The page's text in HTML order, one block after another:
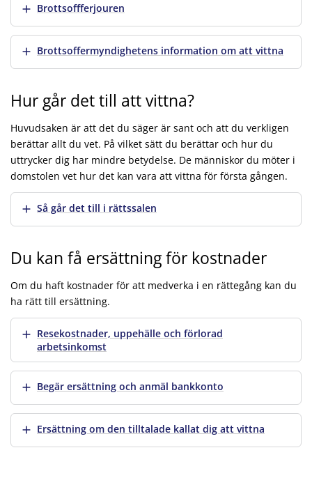
Visa merBrottsoffferjouren
Visa merBrottsoffermyndighetens information om att vittna
Hur går det till att vittna?
Huvudsaken är att det du säger är sant och att du verkligen
berättar allt du vet. På vilket sätt du berättar och hur du
uttrycker dig har mindre betydelse. De människor du möter i
domstolen vet hur det kan vara att vittna för första gången.
Visa merSå går det till i rättssalen
Du kan få ersättning för kostnader
Om du haft kostnader för att medverka i en rättegång kan du
ha rätt till ersättning.
Visa merResekostnader, uppehälle och förlorad
arbetsinkomst
Visa merBegär ersättning och anmäl bankkonto
Visa merErsättning om den tilltalade kallat dig att vittna